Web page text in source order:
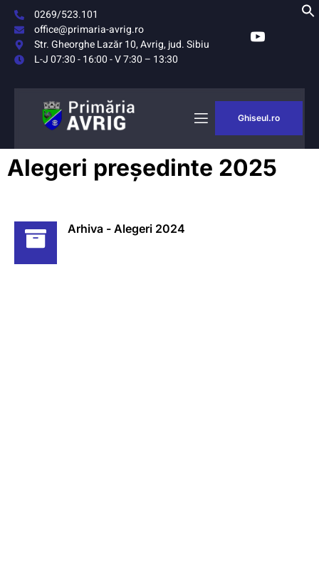
0269/523.101
office@primaria-avrig.ro
Str. Gheorghe Lazăr 10, Avrig, jud. Sibiu
L-J 07:30 - 16:00 - V 7:30 – 13:30
MONITORUL
OFICIAL LOCAL
Ghiseul.ro
Alegeri președinte 2025
Arhiva - Alegeri 2024